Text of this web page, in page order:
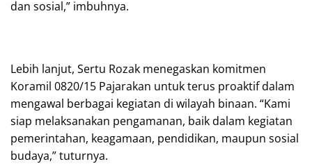
dan sosial,” imbuhnya.
Lebih lanjut, Sertu Rozak menegaskan komitmen
Koramil 0820/15 Pajarakan untuk terus proaktif dalam
mengawal berbagai kegiatan di wilayah binaan. “Kami
siap melaksanakan pengamanan, baik dalam kegiatan
pemerintahan, keagamaan, pendidikan, maupun sosial
budaya,” tuturnya.